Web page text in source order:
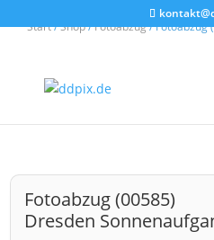
Start/Shop/Fotoabzug/ Fotoabzug
Fotoabzug (00585)
Dresden